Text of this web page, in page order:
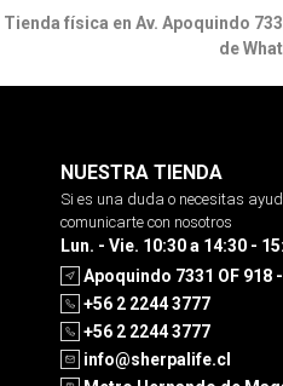
Tienda física en Av. Apoquindo
de
NUESTRA TIENDA
Si es una duda o necesitas
comunicarte con nosotros
Lun. - Vie. 10:30 a 14:30 -
Apoquindo 7331 OF 918
+56 2 2244 3777
+56 2 2244 3777
info@sherpalife.cl